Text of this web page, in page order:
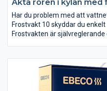
Akta rören i kylan med
Har du problem med att
Frostvakt 10 skyddar du
Frostvakten är